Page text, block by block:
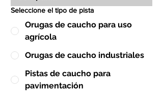
Seleccione el tipo de pista
Orugas de caucho para uso
agrícola
Orugas de caucho industriales
Pistas de caucho para
pavimentación